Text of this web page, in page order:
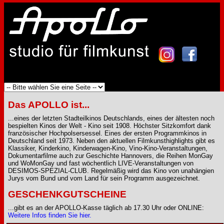
Das APOLLO ist...
...eines der letzten Stadteilkinos Deutschlands, eines der ältesten noch
bespielten Kinos der Welt - Kino seit 1908. Höchster Sitzkomfort dank
französischer Hochpolsersessel. Eines der ersten Programmkinos in
Deutschland seit 1973. Neben den aktuellen Filmkunsthighlights gibt es
Klassiker, Kinderkino, Kinderwagen-Kino, Vino-Kino-Veranstaltungen,
Dokumentarfilme auch zur Geschichte Hannovers, die Reihen MonGay
und WoMonGay und fast wöchentlich LIVE-Veranstaltungen von
DESIMOS-SPEZIAL-CLUB. Regelmäßig wird das Kino von unahängien
Jurys vom Bund und vom Land für sein Programm ausgezeichnet.
GESCHENKGUTSCHEINE
...gibt es an der APOLLO-Kasse täglich ab 17.30 Uhr oder ONLINE:
Weitere Infos finden Sie hier.